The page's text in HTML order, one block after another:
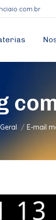
aqui:
Geral E-mail